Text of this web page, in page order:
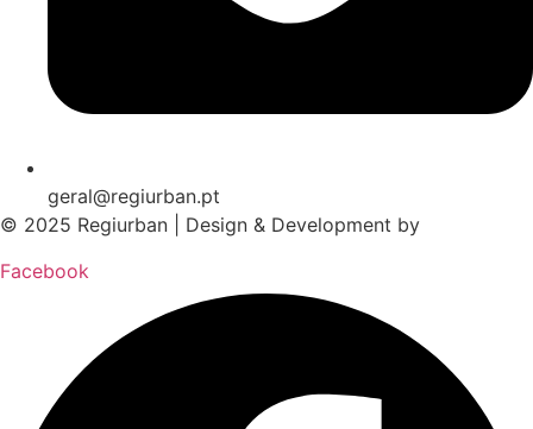
geral@regiurban.pt
© 2025 Regiurban | Design & Development by
Facebook